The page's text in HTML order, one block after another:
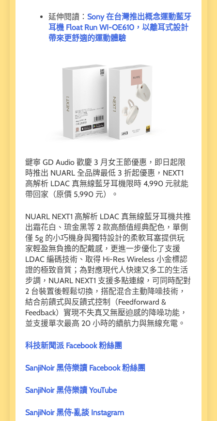
延伸閱讀： Sony 在台灣推出概念運動藍牙
耳機 Float Run WI-OE610，以離耳式設計
帶來更舒適的運動體驗
鍵寧 GD Audio 歡慶 3 月女王節優惠，即日起限
時推出 NUARL 全品牌最低 3 折起優惠，NEXT1
高解析 LDAC 真無線藍牙耳機限時 4,990 元就能
帶回家（原價 5,990 元）。
NUARL NEXT1 高解析 LDAC 真無線藍牙耳機共推
出霜花白、琉金黑等 2 款高顏值經典配色，單側
僅 5g 的小巧機身與獨特設計的柔軟耳塞提供玩
家輕盈無負擔的配戴感，更進一步優化了支援
LDAC 編碼技術、取得 Hi-Res Wireless 小金標認
證的極致音質；為對應現代人快速又多工的生活
步調，NUARL NEXT1 支援多點連線，可同時配對
2 台裝置後輕鬆切換，搭配混合主動降噪技術，
結合前饋式與反饋式控制（Feedforward &
Feedback）實現不失真又無壓迫感的降噪功能，
並支援單次最高 20 小時的續航力與無線充電。
科技新聞派 Facebook 粉絲團
SanjiNoir 黑侍樂讀 Facebook 粉絲團
SanjiNoir 黑侍樂讀 YouTube
SanjiNoir 黑侍·亂談 Instagram